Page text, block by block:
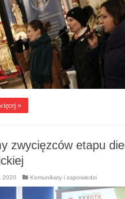
»
zwycięzców etapu
2020 Komunikaty i zapowiedzi